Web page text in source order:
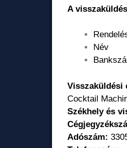
A
Név
Visszaküldési
Cocktail
Székhely és
Adószám: